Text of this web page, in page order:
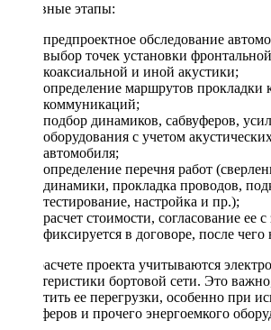
Основные этапы:
предпроектное обследование
выбор точек установки
коаксиальной и иной акустики;
определение маршрутов прокладки
коммуникаций;
подбор динамиков, сабвуферов,
оборудования с учетом
автомобиля;
определение перечня работ
динамики, прокладка проводов,
тестирование, настройка и пр.);
расчет стоимости, согласование ее
фиксируется в договоре, после чего
При расчете проекта учитываются
характеристики бортовой сети. Это
допустить ее перегрузки, особенно при
сабвуферов и прочего энергоемкого